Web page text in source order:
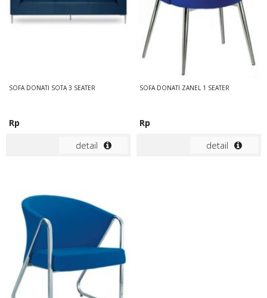
SOFA DONATI SOTA 3 SEATER
Rp
detail
SOFA DONATI ZANEL 1 SEATER
Rp
detail